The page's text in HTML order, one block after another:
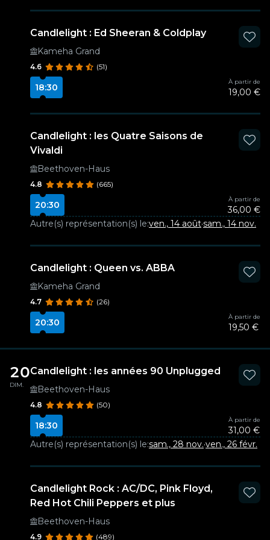
Candlelight : Ed Sheeran & Coldplay
Kameha Grand
4.6 (51)
18:30
À partir de
19,00 €
Candlelight : les Quatre Saisons de
Vivaldi
Beethoven-Haus
4.8 (665)
20:30
À partir de
36,00 €
Autre(s) représentation(s) le:ven., 14 août·sam., 14 nov.
Candlelight : Queen vs. ABBA
Kameha Grand
4.7 (26)
20:30
À partir de
19,50 €
20
DIM.
Candlelight : les années 90 Unplugged
Beethoven-Haus
4.8 (50)
18:30
À partir de
31,00 €
Autre(s) représentation(s) le:sam., 28 nov.·ven., 26 févr.
Candlelight Rock : AC/DC, Pink Floyd,
Red Hot Chili Peppers et plus
Beethoven-Haus
4.9 (489)